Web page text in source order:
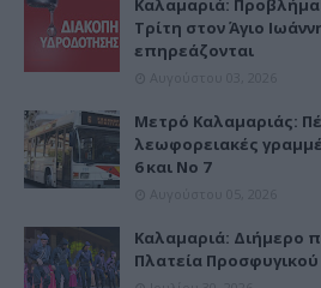
Καλαμαριά:
Τρίτη στον Άγιο
επηρεάζονται
Μετρό Καλαμαριάς:
λεωφορειακές
6 και Νο 7
Καλαμαριά: Διήμερο
Πλατεία